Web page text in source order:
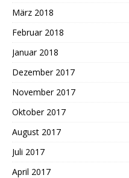
März 2018
Februar 2018
Januar 2018
Dezember 2017
November 2017
Oktober 2017
August 2017
Juli 2017
April 2017